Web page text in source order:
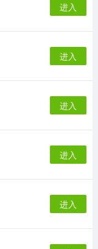
进入
进入
进入
进入
进入